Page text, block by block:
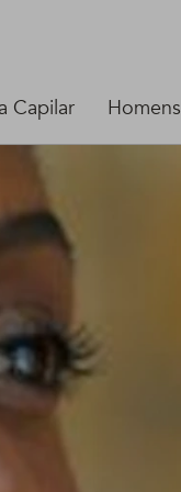
Capilar Homens